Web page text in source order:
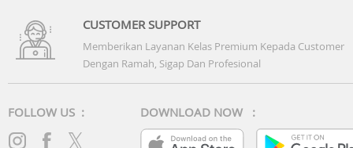
CUSTOMER SUPPORT
Memberikan Layanan Kelas Premium Kepada Customer
Dengan Ramah, Sigap Dan Profesional
FOLLOW US : DOWNLOAD NOW :